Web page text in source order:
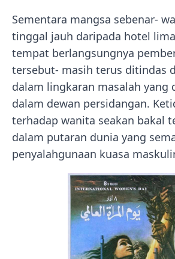
Sementara mangsa sebenar-
tinggal jauh daripada hotel
tempat berlangsungnya
tersebut- masih terus ditindas
dalam lingkaran masalah yang
dalam dewan persidangan.
terhadap wanita seakan bakal
dalam putaran dunia yang
penyalahgunaan kuasa